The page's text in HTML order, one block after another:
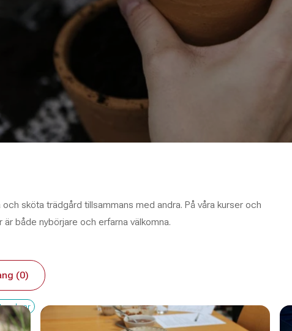
och sköta trädgård tillsammans med andra. På våra kurser och
är både nybörjare och erfarna välkomna.
(0)
kvar